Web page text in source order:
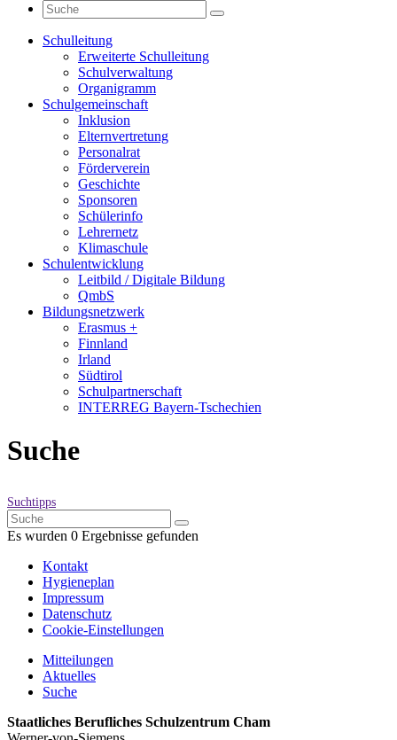
Schulleitung
Erweiterte Schulleitung
Schulverwaltung
Organigramm
Schulgemeinschaft
Inklusion
Elternvertretung
Personalrat
Förderverein
Geschichte
Sponsoren
Schülerinfo
Lehrernetz
Klimaschule
Schulentwicklung
Leitbild / Digitale Bildung
QmbS
Bildungsnetzwerk
Erasmus +
Finnland
Irland
Südtirol
Schul­partner­schaft
INTERREG Bayern-Tschechien
Suche
Suchtipps
Es wurden 0 Ergebnisse gefunden
Kontakt
Hygieneplan
Impressum
Datenschutz
Cookie-Einstellungen
Mitteilungen
Aktuelles
Suche
Staatliches Berufliches Schulzentrum Cham